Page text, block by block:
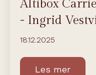
Altibox
- Ingrid
18.12.2025
Les mer